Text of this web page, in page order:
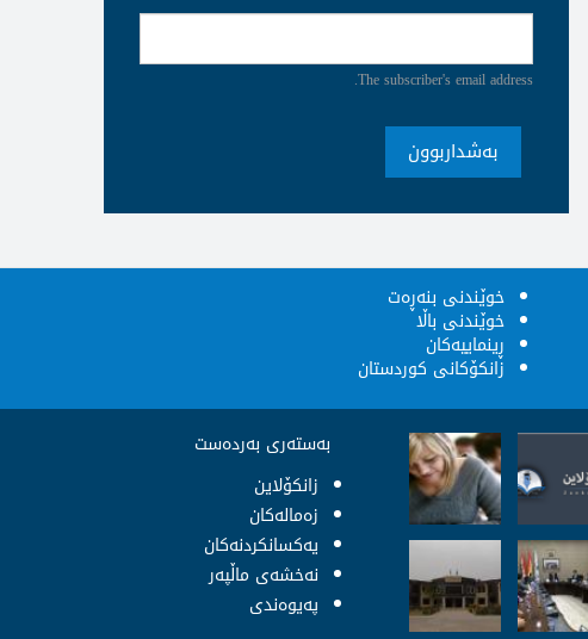
The subscriber's email address.
بەشداربوون
خوێندنى بنەڕەت
خوێندنى باڵا
ڕینماییەکان
زانکۆکانى کوردستان
بەستەری بەردەست
زانکۆلاین
زەمالەکان
یەکسانکردنەکان
نەخشەى ماڵپەر
پەيوەندى